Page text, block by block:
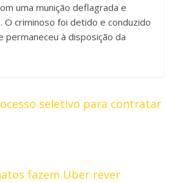
uma munição deflagrada e
O criminoso foi detido e conduzido
permaneceu à disposição da
seletivo para contratar
fazem Uber rever